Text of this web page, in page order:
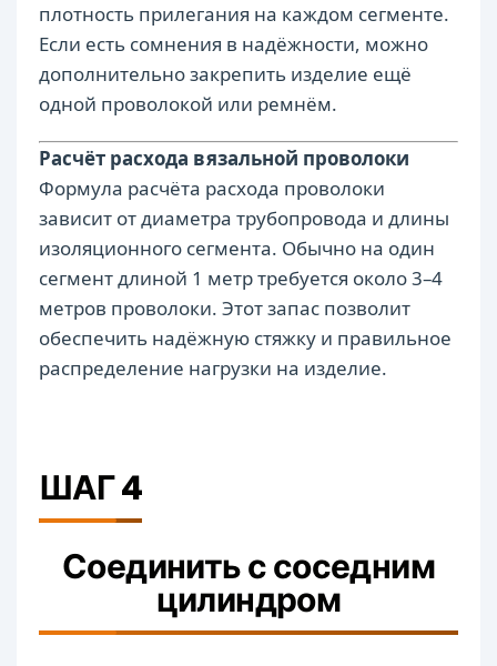
плотность прилегания на каждом сегменте.
Если есть сомнения в надёжности, можно
дополнительно закрепить изделие ещё
одной проволокой или ремнём.
Расчёт расхода вязальной проволоки
Формула расчёта расхода проволоки
зависит от диаметра трубопровода и длины
изоляционного сегмента. Обычно на один
сегмент длиной 1 метр требуется около 3–4
метров проволоки. Этот запас позволит
обеспечить надёжную стяжку и правильное
распределение нагрузки на изделие.
ШАГ 4
Соединить с соседним
цилиндром